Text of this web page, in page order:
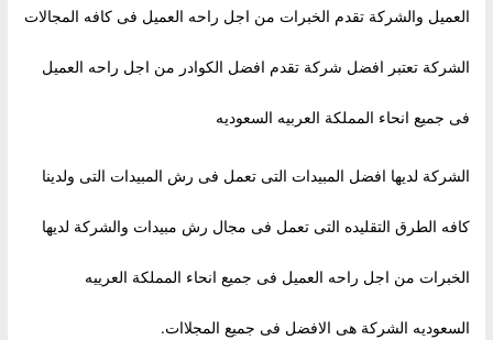
العميل والشركة تقدم الخبرات من اجل راحه العميل فى كافه المجالات
الشركة تعتبر افضل شركة تقدم افضل الكوادر من اجل راحه العميل
فى جميع انحاء المملكة العربيه السعوديه
الشركة لديها افضل المبيدات التى تعمل فى رش المبيدات التى ولدينا
كافه الطرق التقليده التى تعمل فى مجال رش مبيدات والشركة لديها
الخبرات من اجل راحه العميل فى جميع انحاء المملكة العرييه
السعوديه الشركة هى الافضل فى جميع المجلاات.